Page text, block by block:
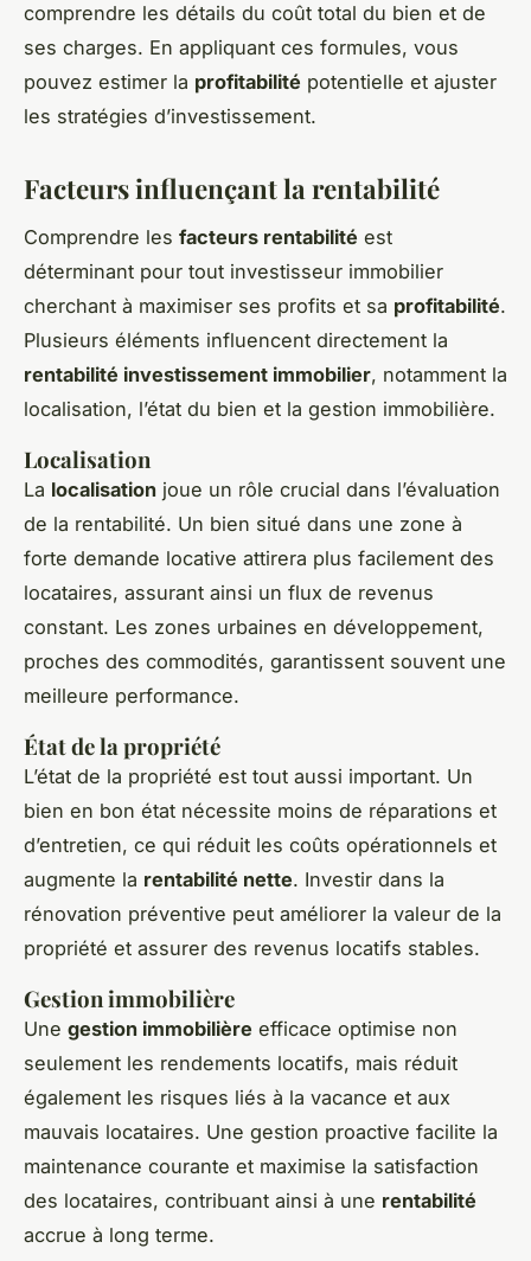
comprendre les détails du coût total du bien et de
ses charges. En appliquant ces formules, vous
pouvez estimer la profitabilité potentielle et ajuster
les stratégies d’investissement.
Facteurs influençant la rentabilité
Comprendre les facteurs rentabilité est
déterminant pour tout investisseur immobilier
cherchant à maximiser ses profits et sa profitabilité.
Plusieurs éléments influencent directement la
rentabilité investissement immobilier, notamment la
localisation, l’état du bien et la gestion immobilière.
Localisation
La localisation joue un rôle crucial dans l’évaluation
de la rentabilité. Un bien situé dans une zone à
forte demande locative attirera plus facilement des
locataires, assurant ainsi un flux de revenus
constant. Les zones urbaines en développement,
proches des commodités, garantissent souvent une
meilleure performance.
État de la propriété
L’état de la propriété est tout aussi important. Un
bien en bon état nécessite moins de réparations et
d’entretien, ce qui réduit les coûts opérationnels et
augmente la rentabilité nette. Investir dans la
rénovation préventive peut améliorer la valeur de la
propriété et assurer des revenus locatifs stables.
Gestion immobilière
Une gestion immobilière efficace optimise non
seulement les rendements locatifs, mais réduit
également les risques liés à la vacance et aux
mauvais locataires. Une gestion proactive facilite la
maintenance courante et maximise la satisfaction
des locataires, contribuant ainsi à une rentabilité
accrue à long terme.